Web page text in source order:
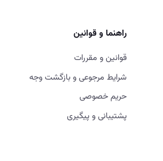
راهنما و قوانین
قوانین و مقررات
شرایط مرجوعی و بازگشت وجه
حریم خصوصی
پشتیبانی و پیگیری